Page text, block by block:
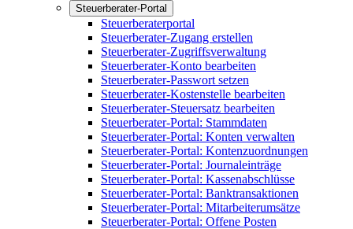
Steuerberater-Portal
Steuerberaterportal
Steuerberater-Zugang erstellen
Steuerberater-Zugriffsverwaltung
Steuerberater-Konto bearbeiten
Steuerberater-Passwort setzen
Steuerberater-Kostenstelle bearbeiten
Steuerberater-Steuersatz bearbeiten
Steuerberater-Portal: Stammdaten
Steuerberater-Portal: Konten verwalten
Steuerberater-Portal: Kontenzuordnungen
Steuerberater-Portal: Journaleinträge
Steuerberater-Portal: Kassenabschlüsse
Steuerberater-Portal: Banktransaktionen
Steuerberater-Portal: Mitarbeiterumsätze
Steuerberater-Portal: Offene Posten